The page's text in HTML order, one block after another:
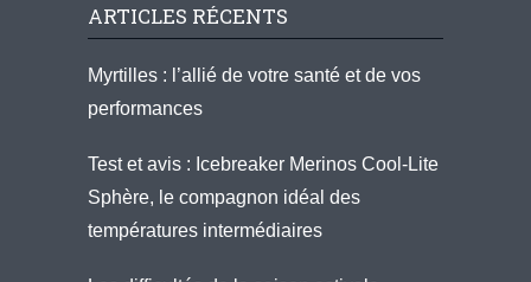
ARTICLES RÉCENTS
Myrtilles : l’allié de votre santé et de vos
performances
Test et avis : Icebreaker Merinos Cool-Lite
Sphère, le compagnon idéal des
températures intermédiaires